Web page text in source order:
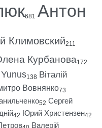
681 Антон
Климовский211
Курбанова172
138 Віталій
Вовнянко73
52 Сергей
42 Юрий Христензен42
Валерій